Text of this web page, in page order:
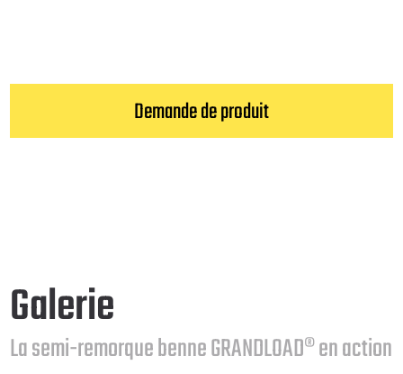
Demande de produit
Galerie
La semi-remorque benne GRANDLOAD® en action